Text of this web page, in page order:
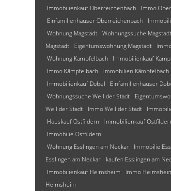
Immobilienkauf Oberreichenbach
Immo
Einfamilienhäuser Oberreichenbach
Wohnung Magstadt Wohnungssuche Magstadt
Magstadt
Eigentumswohnung Magstadt
Wohnung Kämpfelbach
Immobilienkauf
Immo Kämpfelbach
Immobilien Kämpfelbach
Immobilienkauf Dobel
Einfamilienhäuser
Wohnungssuche Weil der Stadt
Weil der Stadt
Immo Weil der Stadt
Hauskauf Ostfildern
Immobilienkauf
Immobilie Ostfildern
Wohnung Esslingen am Neckar
Immobilie
Esslingen am Neckar
kaufen Esslingen am
Immobilienkauf Heimsheim
Immo
Heimsheim